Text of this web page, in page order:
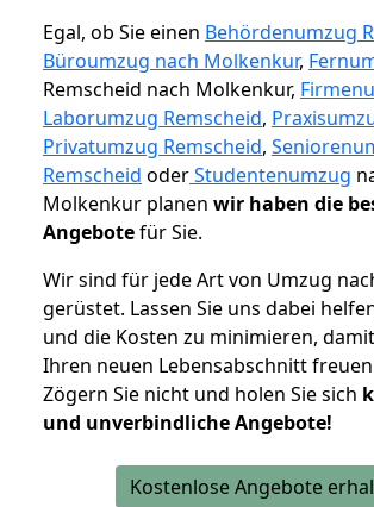
Egal, ob Sie einen Behördenumzug
Büroumzug nach Molkenkur,
Remscheid nach Molkenkur,
Laborumzug Remscheid,
Privatumzug Remscheid,
Remscheid oderStudentenumzug
Molkenkur planen wir haben die
Angebotefür Sie.
Wir sind für jede Art von Umzug
gerüstet. Lassen Sie uns dabei
und die Kosten zu minimieren,
Ihren neuen Lebensabschnitt
Zögern Sie nicht und holen Sie sich
und unverbindliche Angebote!
Kostenlose Angebote